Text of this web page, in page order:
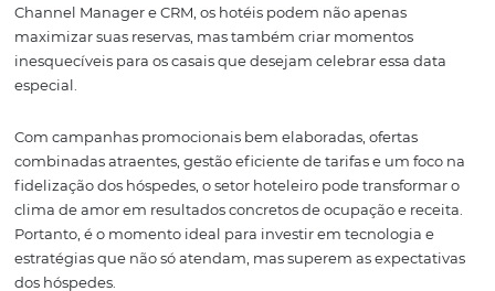
A fidelização dos hóspedes é um dos principais
qualquer hotel, e o Dia dos Namorados é uma
perfeita para fortalecer esse relacionamento. Utilizando
recorrentes com comunicação personalizada e convites
especiais para comemorar a data em suas instalações.
Com o CRM, é possível coletar dados sobre as
hóspedes e utilizá-los para criar experiências
exemplo, se um casal já se hospedou anteriormente